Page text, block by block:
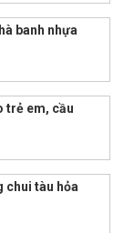
banh nhựa
trẻ em, cầu
chui tàu hỏa